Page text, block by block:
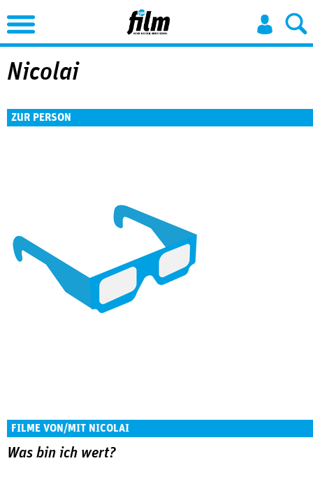
Jump to Navigation
Nicolai
ZUR PERSON
FILME VON/MIT NICOLAI
Was bin ich wert?